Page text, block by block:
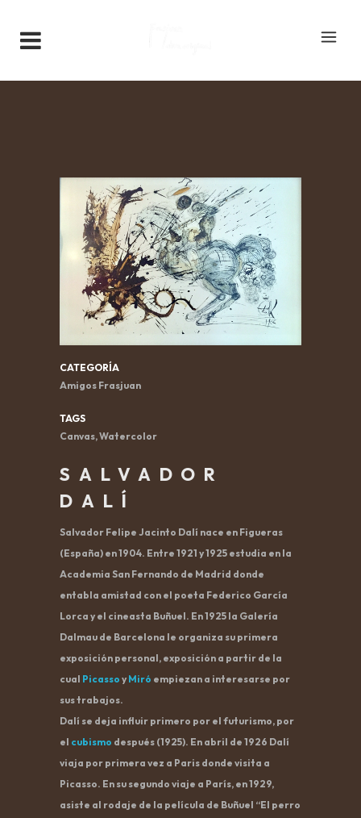
CATEGORÍA
Amigos Frasjuan
TAGS
Canvas, Watercolor
SALVADOR
DALÍ
Salvador Felipe Jacinto Dalí nace en Figueras
(España) en 1904. Entre 1921 y 1925 estudia en la
Academia San Fernando de Madrid donde
entabla amistad con el poeta Federico García
Lorca y el cineasta Buñuel. En 1925 la Galería
Dalmau de Barcelona le organiza su primera
exposición personal, exposición a partir de la
cual Picasso y Miró empiezan a interesarse por
sus trabajos.
Dalí se deja influir primero por el futurismo, por
el cubismo después (1925). En abril de 1926 Dalí
viaja por primera vez a Paris donde visita a
Picasso. En su segundo viaje a París, en 1929,
asiste al rodaje de la película de Buñuel “El perro